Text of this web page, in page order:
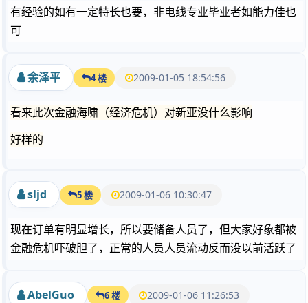
有经验的如有一定特长也要，非电线专业毕业者如能力佳也
可
余泽平 4 楼 2009-01-05 18:54:56
看来此次金融海啸（经济危机）对新亚没什么影响
好样的
sljd 5 楼 2009-01-06 10:30:47
现在订单有明显增长，所以要储备人员了，但大家好象都被
金融危机吓破胆了，正常的人员人员流动反而没以前活跃了
AbelGuo 6 楼 2009-01-06 11:26:53